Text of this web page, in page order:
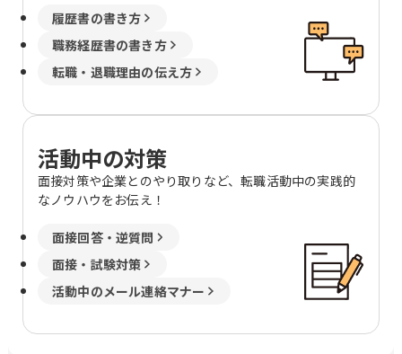
履歴書の書き方
職務経歴書の書き方
転職・退職理由の伝え方
活動中の対策
面接対策や企業とのやり取りなど、転職活動中の実践的
なノウハウをお伝え！
面接回答・逆質問
面接・試験対策
活動中のメール連絡マナー